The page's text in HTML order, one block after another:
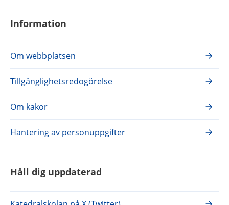
Information
Om webbplatsen
Tillgänglighetsredogörelse
Om kakor
Hantering av personuppgifter
Håll dig uppdaterad